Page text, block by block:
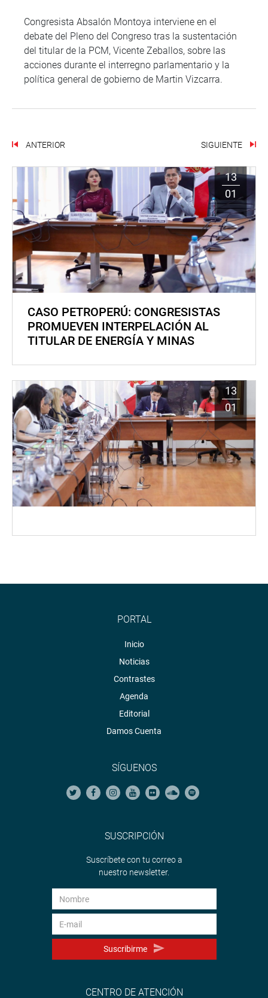
Congresista Absalón Montoya interviene en el
debate del Pleno del Congreso tras la sustentación
del titular de la PCM, Vicente Zeballos, sobre las
acciones durante el interregno parlamentario y la
política general de gobierno de Martin Vizcarra.
ANTERIOR SIGUIENTE
13
01
CASO PETROPERÚ: CONGRESISTAS
PROMUEVEN INTERPELACIÓN AL
TITULAR DE ENERGÍA Y MINAS
13
01
PORTAL
Inicio
Noticias
Contrastes
Agenda
Editorial
Damos Cuenta
SÍGUENOS
SUSCRIPCIÓN
Suscríbete con tu correo a
nuestro newsletter.
Suscribirme
CENTRO DE ATENCIÓN